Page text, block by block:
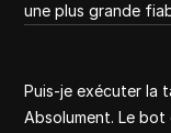
une plus grande
Puis-je exécuter la
Absolument. Le bot